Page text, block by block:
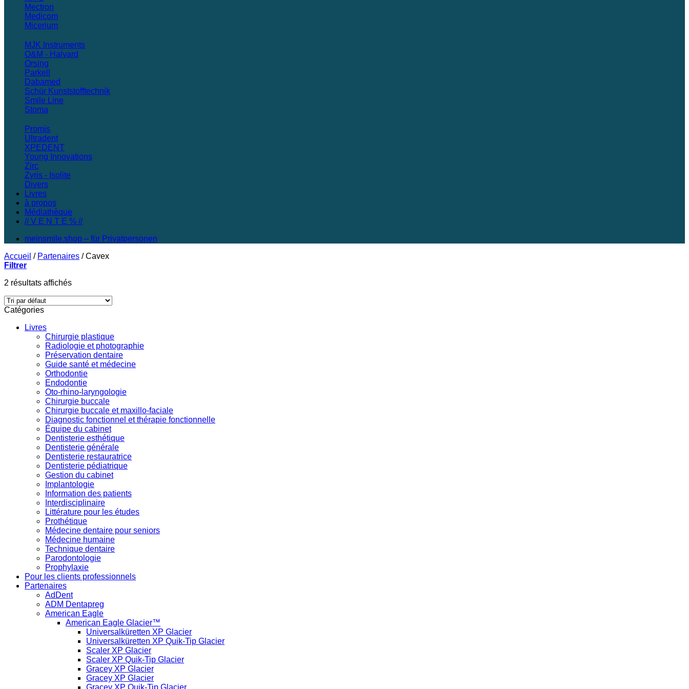
Mectron
Medicom
Micerium
MJK Instruments
O&M - Halyard
Orsing
Parkell
Dabamed
Schür Kunststofftechnik
Smile Line
Stoma
Promis
Ultradent
XPEDENT
Young Innovations
Zirc
Zyris - Isolite
Divers
Livres
à propos
Médiathèque
// V E N T E % //
meinsmile.shop – für Privatpersonen
Accueil / Partenaires /Cavex
Filtrer
2 résultats affichés
Catégories
Livres
Chirurgie plastique
Radiologie et photographie
Préservation dentaire
Guide santé et médecine
Orthodontie
Endodontie
Oto-rhino-laryngologie
Chirurgie buccale
Chirurgie buccale et maxillo-faciale
Diagnostic fonctionnel et thérapie fonctionnelle
Équipe du cabinet
Dentisterie esthétique
Dentisterie générale
Dentisterie restauratrice
Dentisterie pédiatrique
Gestion du cabinet
Implantologie
Information des patients
Interdisciplinaire
Littérature pour les études
Prothétique
Médecine dentaire pour seniors
Médecine humaine
Technique dentaire
Parodontologie
Prophylaxie
Pour les clients professionnels
Partenaires
AdDent
ADM Dentapreg
American Eagle
American Eagle Glacier™
Universalküretten XP Glacier
Universalküretten XP Quik-Tip Glacier
Scaler XP Glacier
Scaler XP Quik-Tip Glacier
Gracey XP Glacier
Gracey XP Glacier
Gracey XP Quik-Tip Glacier